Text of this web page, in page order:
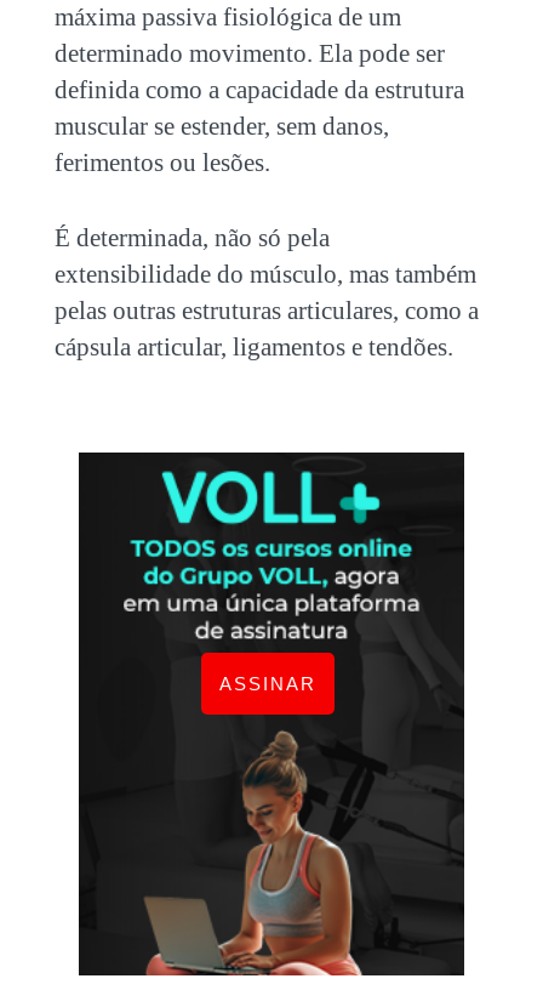
máxima passiva fisiológica de um
determinado movimento. Ela pode ser
definida como a capacidade da estrutura
muscular se estender, sem danos,
ferimentos ou lesões.
É determinada, não só pela
extensibilidade do músculo, mas também
pelas outras estruturas articulares, como a
cápsula articular, ligamentos e tendões.
ASSINAR